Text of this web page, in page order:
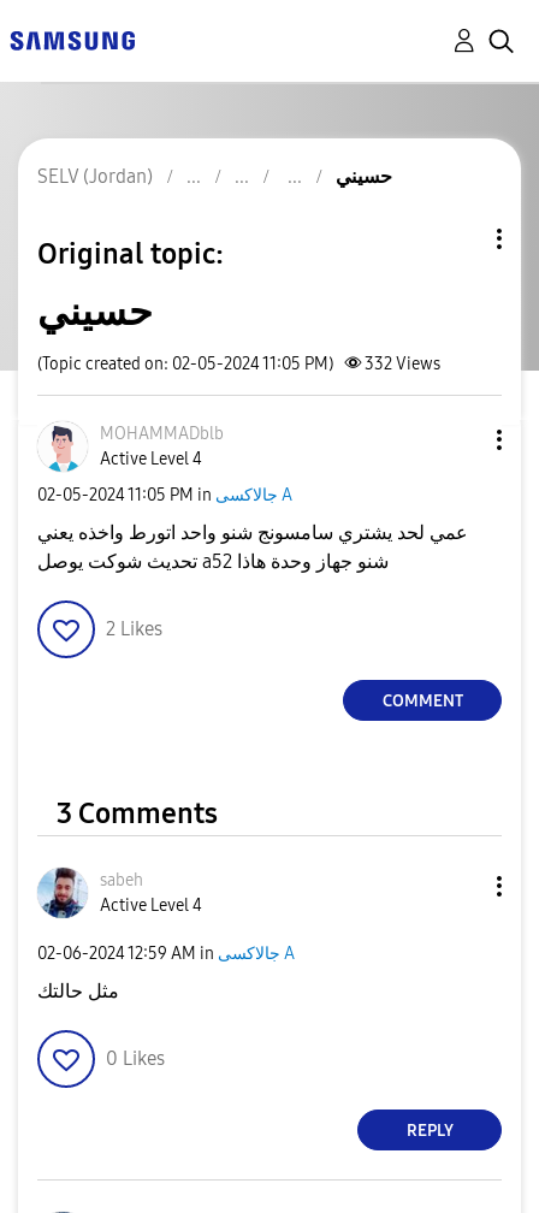
SELV (Jordan) حسيني
Original topic:
حسيني
(Topic created on: 02-05-2024 11:05 PM) 332Views
MOHAMMADblb
Active Level 4
‎02-05-202411:05 PM in جالاكسى A
عمي لحد يشتري سامسونج شنو واحد اتورط واخذه يعني
تحديث شوكت يوصل a52 شنو جهاز وحدة هاذا
2 Likes
COMMENT
3 Comments
sabeh
Active Level 4
‎02-06-202412:59 AM in جالاكسى A
مثل حالتك
0 Likes
REPLY